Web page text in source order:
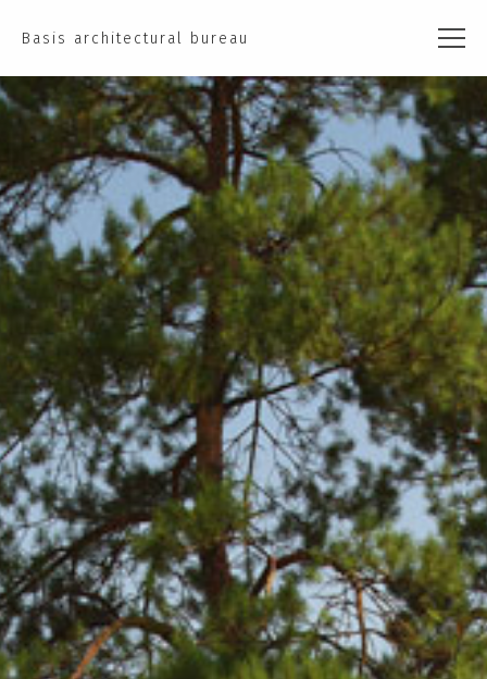
Basis architectural bureau